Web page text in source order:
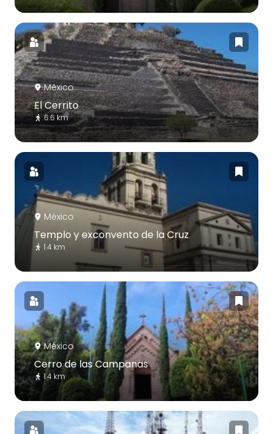
México
El Cerrito
6.6 km
México
Templo y exconvento de la Cruz
1.4 km
México
Cerro de las Campanas
1.4 km